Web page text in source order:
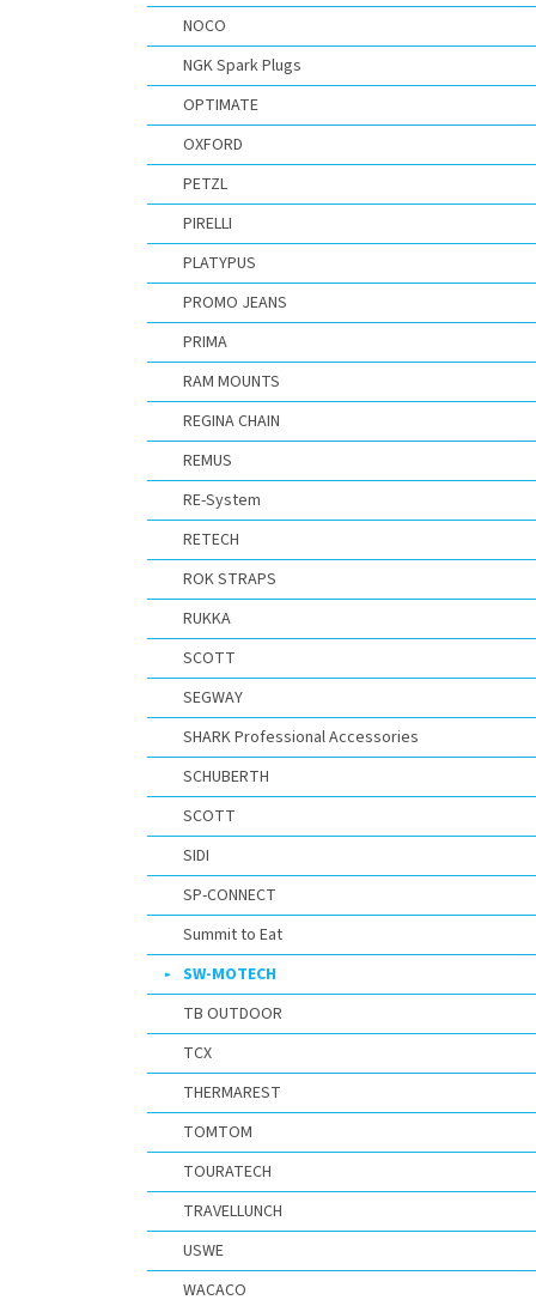
NOCO
NGK Spark Plugs
OPTIMATE
OXFORD
PETZL
PIRELLI
PLATYPUS
PROMO JEANS
PRIMA
RAM MOUNTS
REGINA CHAIN
REMUS
RE-System
RETECH
ROK STRAPS
RUKKA
SCOTT
SEGWAY
SHARK Professional Accessories
SCHUBERTH
SCOTT
SIDI
SP-CONNECT
Summit to Eat
SW-MOTECH
TB OUTDOOR
TCX
THERMAREST
TOMTOM
TOURATECH
TRAVELLUNCH
USWE
WACACO